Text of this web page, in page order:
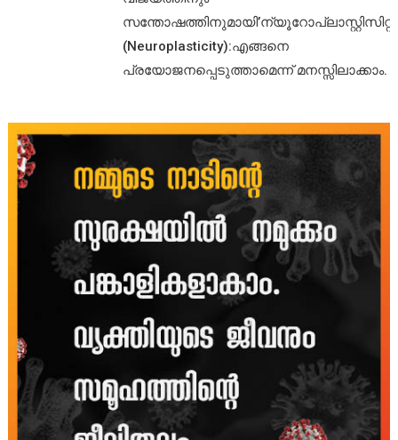
സന്തോഷത്തിനുമായി’ന്യൂറോപ്ലാസ്റ്റിസിറ്റി’
(Neuroplasticity):എങ്ങനെ
പ്രയോജനപ്പെടുത്താമെന്ന് മനസ്സിലാക്കാം.